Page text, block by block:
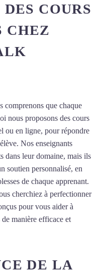
COURS
CHEZ
comprenons que chaque
nous proposons des cours
ou en ligne, pour répondre
Nos enseignants
dans leur domaine, mais ils
soutien personnalisé, en
de chaque apprenant.
cherchiez à perfectionner
pour vous aider à
manière efficace et
DE LA